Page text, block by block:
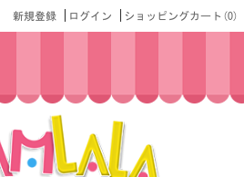
ショッピングカート(0)
ログイン
新規登録